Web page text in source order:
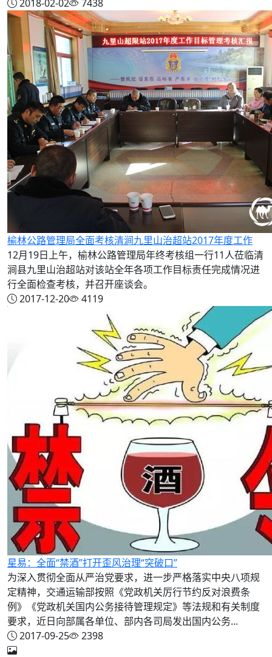
2018-02-02 7438
榆林公路管理局全面考核清涧九里山治超站2017年度工作
12月19日上午，榆林公路管理局年终考核组一行11人莅临清
涧县九里山治超站对该站全年各项工作目标责任完成情况进
行全面检查考核，并召开座谈会。
2017-12-20
4119
星易：全面“禁酒”打开歪风治理“突破口”
为深入贯彻全面从严治党要求，进一步严格落实中央八项规
定精神，交通运输部按照《党政机关厉行节约反对浪费条
例》《党政机关国内公务接待管理规定》等法规和有关制度
要求，近日向部属各单位、部内各司局发出国内公务...
2017-09-25
2398